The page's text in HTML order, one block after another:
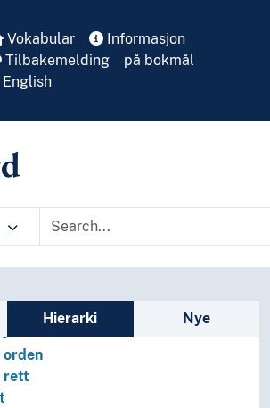
Vokabular
Informasjon
Tilbakemelding
på bokmål
English
i vokabularet
Hierarki Nye
og skikkelser
rettsvitenskap
rett